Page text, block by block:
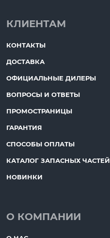
КЛИЕНТАМ
КОНТАКТЫ
ДОСТАВКА
ОФИЦИАЛЬНЫЕ ДИЛЕРЫ
ВОПРОСЫ И ОТВЕТЫ
ПРОМОСТРАНИЦЫ
ГАРАНТИЯ
СПОСОБЫ ОПЛАТЫ
КАТАЛОГ ЗАПАСНЫХ ЧАСТЕЙ
НОВИНКИ
О КОМПАНИИ